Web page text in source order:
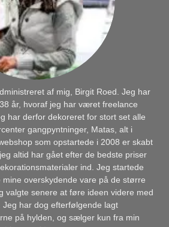
af mig, Birgit Roed. Jeg har
år, hvoraf jeg har været freelance
har derfor dekoreret for stort set alle
gangpyntninger, Matas, alt i
som opstartede i 2008 er skabt
altid har gået efter de bedste priser
ind. Jeg startede
overskydende vare på de større
valgte senere at føre ideen videre med
Jeg har dog efterfølgende lagt
på hylden, og sælger kun fra min